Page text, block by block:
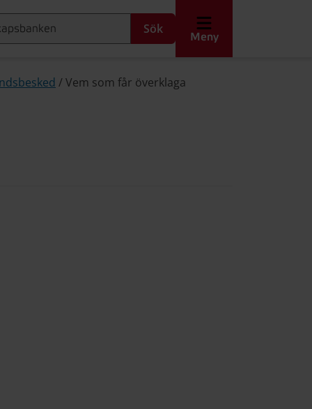
Sök
Meny
/Vem som får överklaga